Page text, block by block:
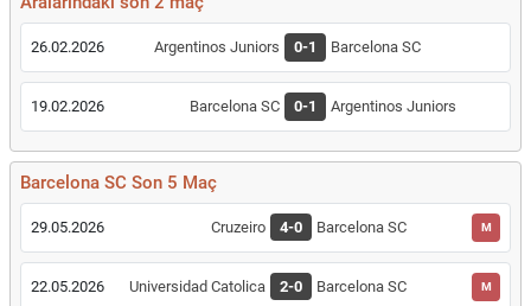
26.02.2026 Argentinos Juniors 0-1 Barcelona SC
19.02.2026 Barcelona SC 0-1 Argentinos Juniors
Barcelona SC Son 5 Maç
29.05.2026 Cruzeiro 4-0 Barcelona SC M
22.05.2026 Universidad Catolica 2-0 Barcelona SC M